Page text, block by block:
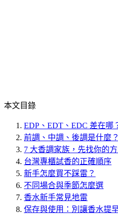
本文目錄
EDP、EDT、EDC 差在哪
前調、中調、後調是什麼？
7 大香調家族，先找你的
台灣專櫃試香的正確順序
新手怎麼買不踩雷？
不同場合與季節怎麼選
香水新手常見地雷
保存與使用：別讓香水提